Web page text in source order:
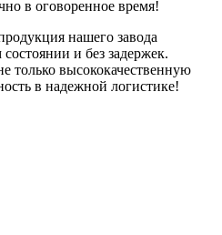
в оговоренное время!
нашего завода
и без задержек.
только высококачественную
в надежной логистике!